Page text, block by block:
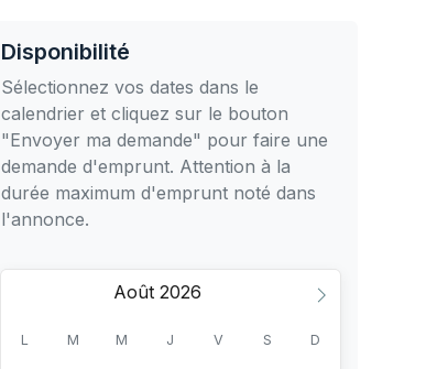
Disponibilité
Sélectionnez vos dates dans le
calendrier et cliquez sur le bouton
"Envoyer ma demande" pour faire une
demande d'emprunt. Attention à la
durée maximum d'emprunt noté dans
l'annonce.
Août
L M M J V S D